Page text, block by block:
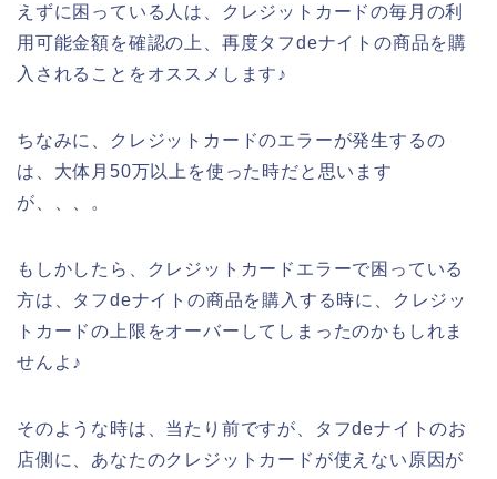
えずに困っている人は、クレジットカードの毎月の利
用可能金額を確認の上、再度タフdeナイトの商品を購
入されることをオススメします♪
ちなみに、クレジットカードのエラーが発生するの
は、大体月50万以上を使った時だと思います
が、、、。
もしかしたら、クレジットカードエラーで困っている
方は、タフdeナイトの商品を購入する時に、クレジッ
トカードの上限をオーバーしてしまったのかもしれま
せんよ♪
そのような時は、当たり前ですが、タフdeナイトのお
店側に、あなたのクレジットカードが使えない原因が